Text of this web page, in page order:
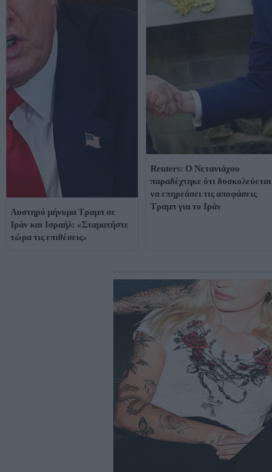
Αυστηρό μήνυμα Τραμπ σε
Ιράν και Ισραήλ: «Σταματήστε
τώρα τις επιθέσεις»
Reuters: Ο Νετανιάχου
παραδέχτηκε ότι δυσκολεύεται
να επηρεάσει τις αποφάσεις
Τραμπ για το Ιράν